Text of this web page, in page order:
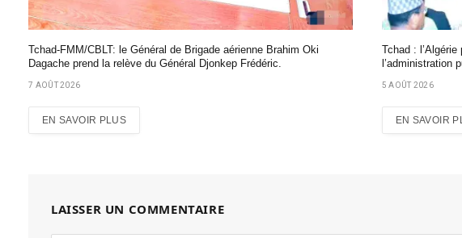
Tchad-FMM/CBLT: le Général de Brigade aérienne Brahim Oki
Dagache prend la relève du Général Djonkep Frédéric.
7 AOÛT 2026
EN SAVOIR PLUS
Tchad :
l’administration
5 AOÛT 2026
EN SAVOIR
LAISSER UN COMMENTAIRE